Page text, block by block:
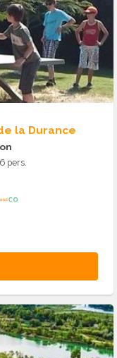
la Durance
pers.